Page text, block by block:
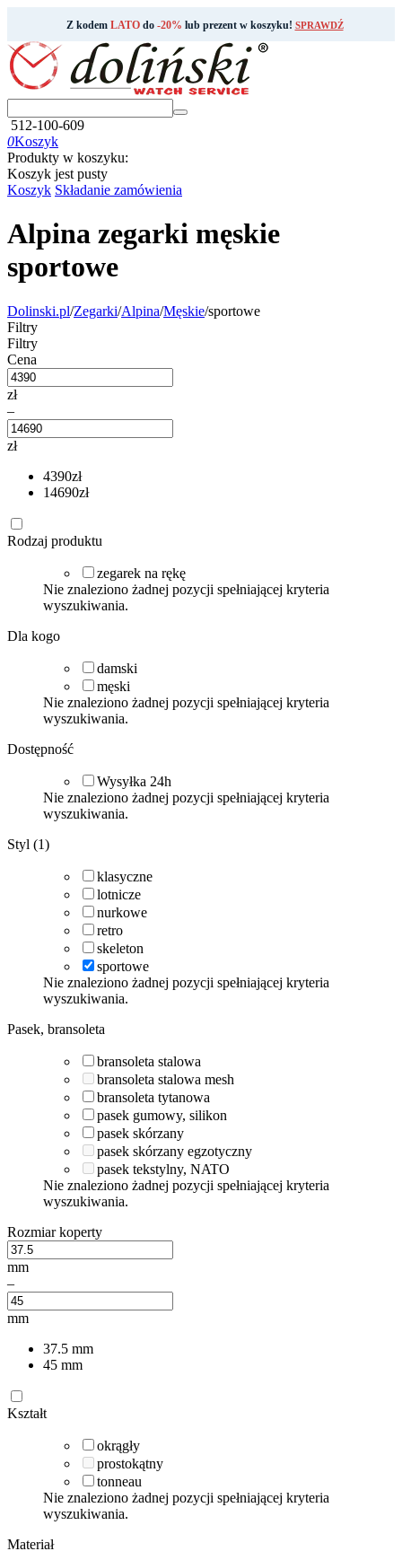
Z kodem LATOdo -20% lub prezent w koszyku! SPRAWDŹ
512-100-609
0Koszyk
Produkty w koszyku:
Koszyk jest pusty
Koszyk Składanie zamówienia
Alpina zegarki męskie
sportowe
Dolinski.pl/Zegarki/Alpina/Męskie/sportowe
Filtry
Filtry
Cena
zł
–
zł
4390zł
14690zł
Rodzaj produktu
zegarek na rękę
Nie znaleziono żadnej pozycji spełniającej kryteria
wyszukiwania.
Dla kogo
damski
męski
Nie znaleziono żadnej pozycji spełniającej kryteria
wyszukiwania.
Dostępność
Wysyłka 24h
Nie znaleziono żadnej pozycji spełniającej kryteria
wyszukiwania.
Styl (1)
klasyczne
lotnicze
nurkowe
retro
skeleton
sportowe
Nie znaleziono żadnej pozycji spełniającej kryteria
wyszukiwania.
Pasek, bransoleta
bransoleta stalowa
bransoleta stalowa mesh
bransoleta tytanowa
pasek gumowy, silikon
pasek skórzany
pasek skórzany egzotyczny
pasek tekstylny, NATO
Nie znaleziono żadnej pozycji spełniającej kryteria
wyszukiwania.
Rozmiar koperty
mm
–
mm
37.5 mm
45 mm
Kształt
okrągły
prostokątny
tonneau
Nie znaleziono żadnej pozycji spełniającej kryteria
wyszukiwania.
Materiał